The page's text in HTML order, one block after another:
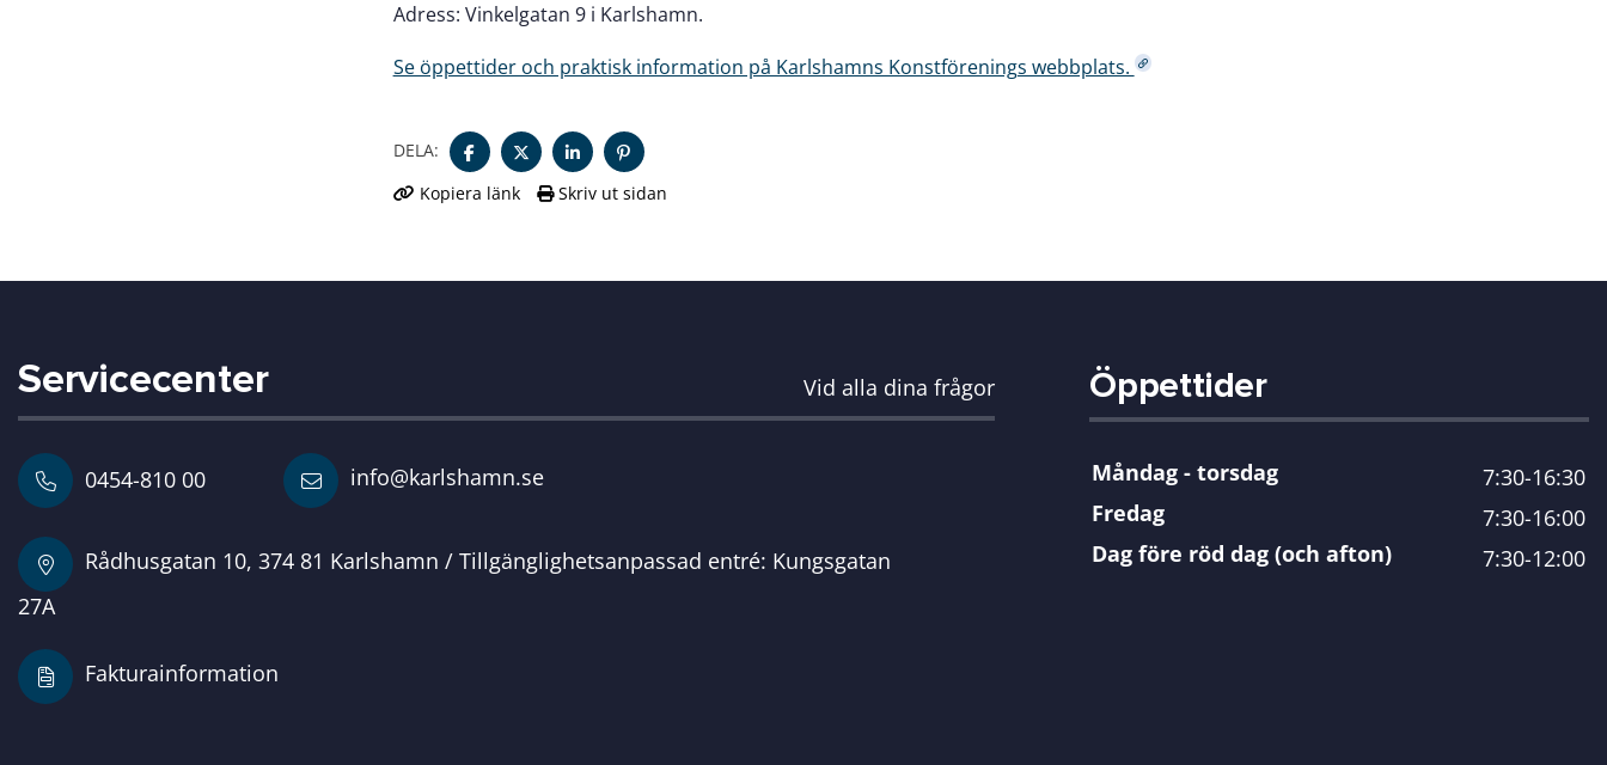
Adress: Vinkelgatan 9 i Karlshamn.
Se öppettider och praktisk information på Karlshamns Konstförenings webbplats.
DELA:
Kopiera länk
Skriv ut sidan
Servicecenter Vid alla dina frågor
0454-810 00 info@karlshamn.se
Rådhusgatan 10, 374 81 Karlshamn / Tillgänglighetsanpassad entré: Kungsgatan
27A
Fakturainformation
Öppettider
Måndag - torsdag
7:30-16:30
Fredag
7:30-16:00
Dag före röd dag (och afton)
7:30-12:00